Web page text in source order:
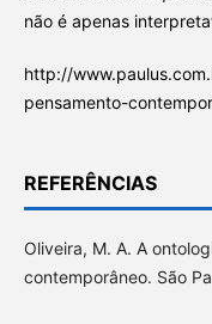
não é apenas
http://
pensamento-
REFERÊNCIAS
Oliveira, M. A. A
contemporâneo. São